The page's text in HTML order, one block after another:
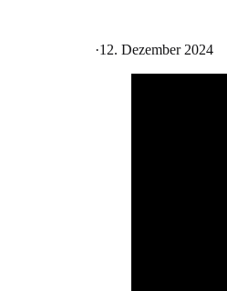
·12. Dezember 2024